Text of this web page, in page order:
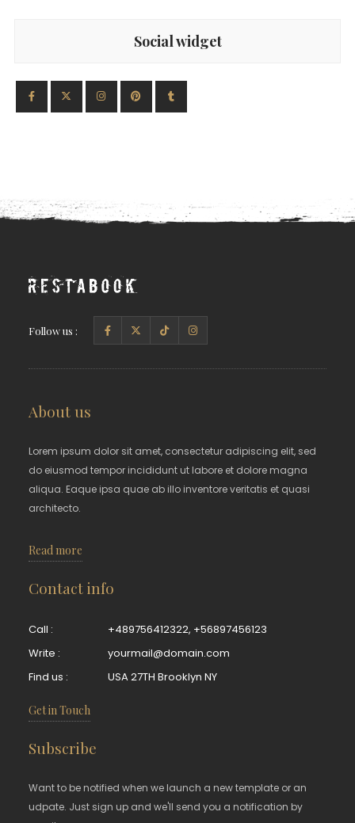
Social widget
Follow us :
About us
Lorem ipsum dolor sit amet, consectetur adipiscing elit, sed
do eiusmod tempor incididunt ut labore et dolore magna
aliqua. Eaque ipsa quae ab illo inventore veritatis et quasi
architecto.
Read more
Contact info
Call : +489756412322, +56897456123
Write :
yourmail@domain.com
Find us :
USA 27TH Brooklyn NY
Get in Touch
Subscribe
Want to be notified when we launch a new template or an
udpate. Just sign up and we'll send you a notification by